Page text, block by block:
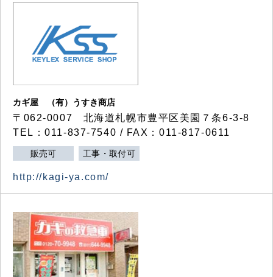
カギ屋 （有）うすき商店
〒062-0007 北海道札幌市豊平区美園７条6-3-8
TEL：011-837-7540 / FAX：011-817-0611
販売可 工事・取付可
http://kagi-ya.com/